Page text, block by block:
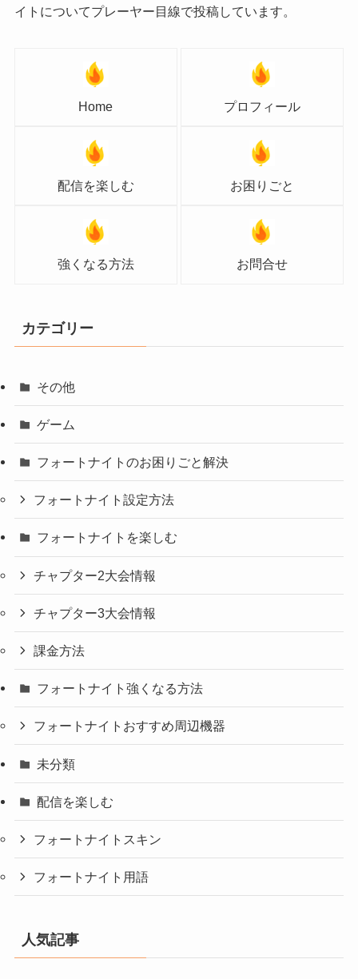
イトについてプレーヤー目線で投稿しています。
Home プロフィール
配信を楽しむ お困りごと
強くなる方法 お問合せ
カテゴリー
その他
ゲーム
フォートナイトのお困りごと解決
フォートナイト設定方法
フォートナイトを楽しむ
チャプター2大会情報
チャプター3大会情報
課金方法
フォートナイト強くなる方法
フォートナイトおすすめ周辺機器
未分類
配信を楽しむ
フォートナイトスキン
フォートナイト用語
人気記事